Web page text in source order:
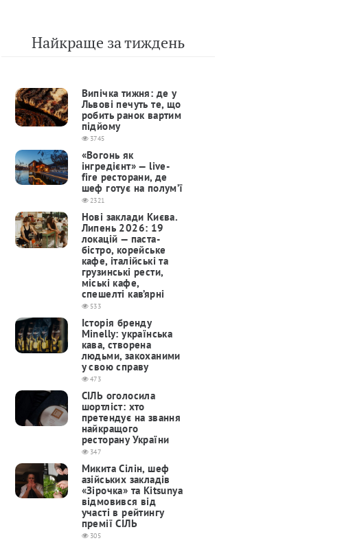
Найкраще за тиждень
Випічка тижня: де у
Львові печуть те, що
робить ранок вартим
підйому
3745
«Вогонь як
інгредієнт» — live-
fire ресторани, де
шеф готує на полум’ї
2321
Нові заклади Києва.
Липень 2026: 19
локацій — паста-
бістро, корейське
кафе, італійські та
грузинські рести,
міські кафе,
спешелті кав’ярні
533
Історія бренду
Minelly: українська
кава, створена
людьми, закоханими
у свою справу
473
СІЛЬ оголосила
шортліст: хто
претендує на звання
найкращого
ресторану України
347
Микита Сілін, шеф
азійських закладів
«Зірочка» та Kitsunya
відмовився від
участі в рейтингу
премії СІЛЬ
305